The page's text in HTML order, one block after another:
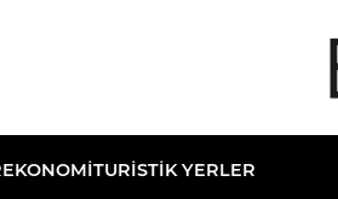
EKONOMİTURISTIK YERLER